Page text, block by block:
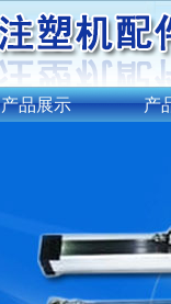
产品展示 产